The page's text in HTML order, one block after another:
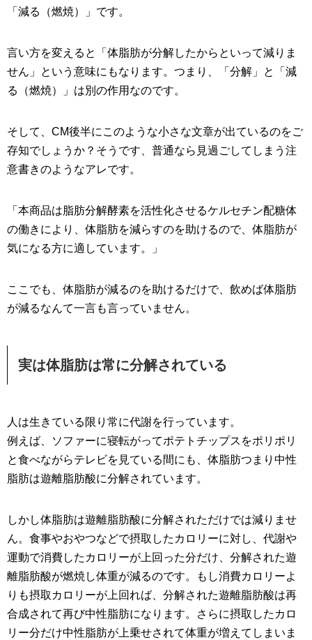
「減る（燃焼）」です。
言い方を変えると「体脂肪が分解したからといって減りま
せん」という意味にもなります。つまり、「分解」と「減
る（燃焼）」は別の作用なのです。
そして、CM後半にこのような小さな文章が出ているのをご
存知でしょうか？そうです、普通なら見過ごしてしまう注
意書きのようなアレです。
「本商品は脂肪分解酵素を活性化させるケルセチン配糖体
の働きにより、体脂肪を減らすのを助けるので、体脂肪が
気になる方に適しています。」
ここでも、体脂肪が減るのを助けるだけで、飲めば体脂肪
が減るなんて一言も言っていません。
実は体脂肪は常に分解されている
人は生きている限り常に代謝を行っています。
例えば、ソファーに寝転がってポテトチップスをポリポリ
と食べながらテレビを見ている間にも、体脂肪つまり中性
脂肪は遊離脂肪酸に分解されています。
しかし体脂肪は遊離脂肪酸に分解されただけでは減りませ
ん。食事やおやつなどで摂取したカロリーに対し、代謝や
運動で消費したカロリーが上回った分だけ、分解された遊
離脂肪酸が燃焼し体重が減るのです。もし消費カロリーよ
りも摂取カロリーが上回れば、分解された遊離脂肪酸は再
合成されて再び中性脂肪になります。さらに摂取したカロ
リー分だけ中性脂肪が上乗せされて体重が増えてしまいま